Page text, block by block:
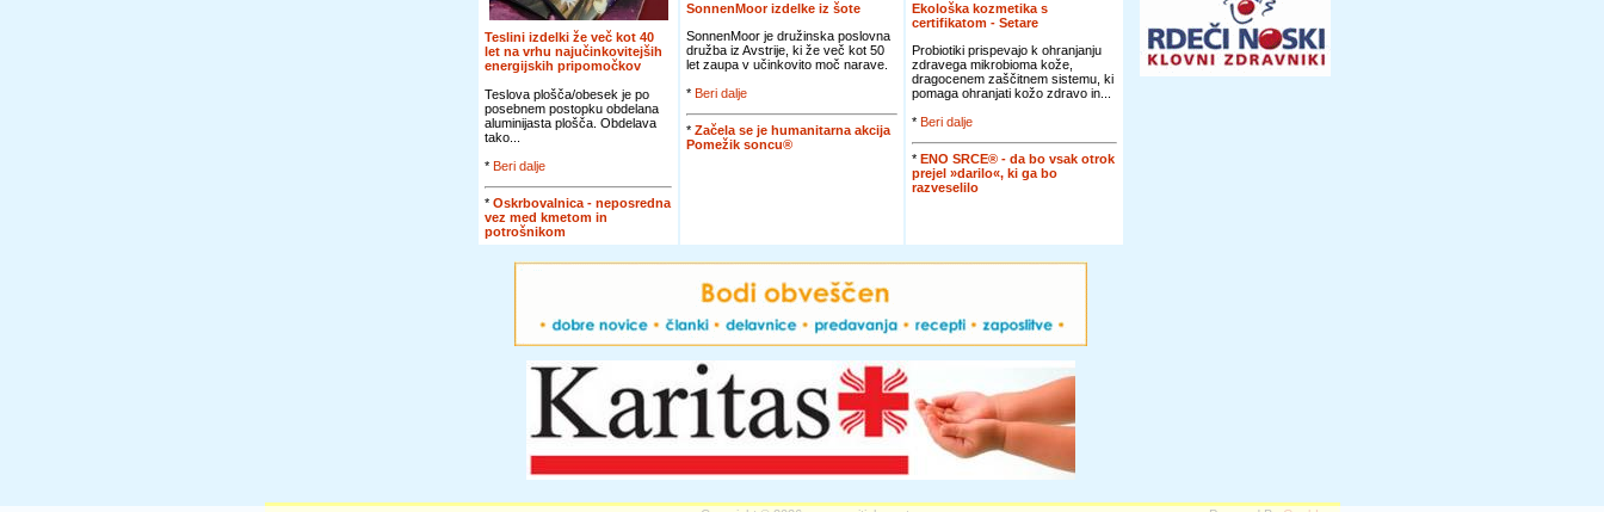
Teslini izdelki že več kot 40
let na vrhu najučinkovitejših
energijskih pripomočkov
Teslova plošča/obesek je po
posebnem postopku obdelana
aluminijasta plošča. Obdelava
tako...
* Beri dalje
* Oskrbovalnica - neposredna
vez med kmetom in
potrošnikom
SonnenMoor izdelke iz šote
SonnenMoor je družinska poslovna
družba iz Avstrije, ki že več kot 50
let zaupa v učinkovito moč narave.
* Beri dalje
* Začela se je humanitarna akcija
Pomežik soncu®
Ekološka kozmetika s
certifikatom - Setare
Probiotiki prispevajo k ohranjanju
zdravega mikrobioma kože,
dragocenem zaščitnem sistemu, ki
pomaga ohranjati kožo zdravo in...
* Beri dalje
* ENO SRCE® - da bo vsak otrok
prejel »darilo«, ki ga bo
razveselilo